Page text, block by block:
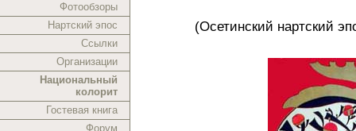
Фотообзоры
Нартский эпос
Ссылки
Организации
Национальный
колорит
Гостевая книга
Форум
(Осетинский нартский